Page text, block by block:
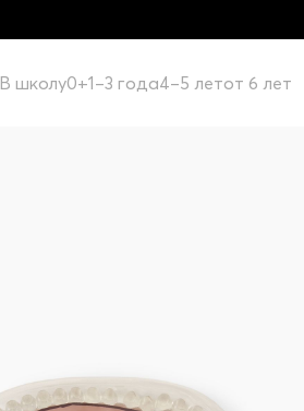
Школьная
В школу0+1–3 года4–5 летот 6 лет